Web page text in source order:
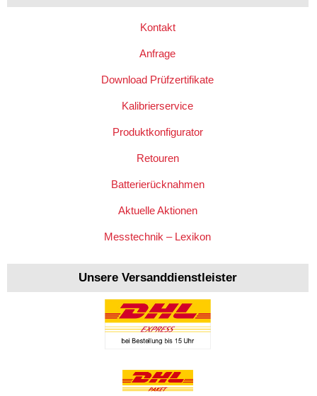
Kontakt
Anfrage
Download Prüfzertifikate
Kalibrierservice
Produktkonfigurator
Retouren
Batterierücknahmen
Aktuelle Aktionen
Messtechnik – Lexikon
Unsere Versanddienstleister